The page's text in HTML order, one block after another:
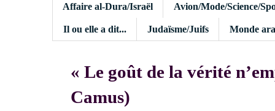
Affaire al-Dura/Israël Avion/Mode/Science/
Il ou elle a dit... Judaïsme/Juifs Monde
« Le goût de la vérité
Camus)